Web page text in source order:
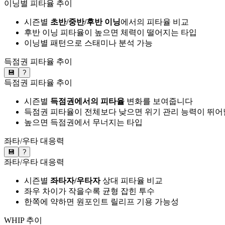
이닝별 피타율 추이
시즌별 초반/중반/후반 이닝에서의 피타율 비교
후반 이닝 피타율이 높으면 체력이 떨어지는 타입
이닝별 패턴으로 스태미나 분석 가능
득점권 피타율 추이
💾 ?
득점권 피타율 추이
시즌별 득점권에서의 피타율 변화를 보여줍니다
득점권 피타율이 전체보다 낮으면 위기 관리 능력이 뛰어
높으면 득점권에서 무너지는 타입
좌타/우타 대응력
💾 ?
좌타/우타 대응력
시즌별 좌타자/우타자상대 피타율 비교
좌우 차이가 작을수록 균형 잡힌 투수
한쪽에 약하면 원포인트 릴리프 기용 가능성
WHIP 추이